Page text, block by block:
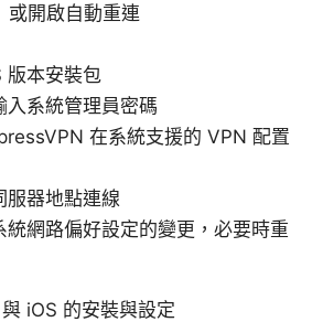
開啟自動重連
版本安裝包
入系統管理員密碼
在系統支援的 VPN 配置
服器地點連線
統網路偏好設定的變更，必要時重
iOS 的安裝與設定